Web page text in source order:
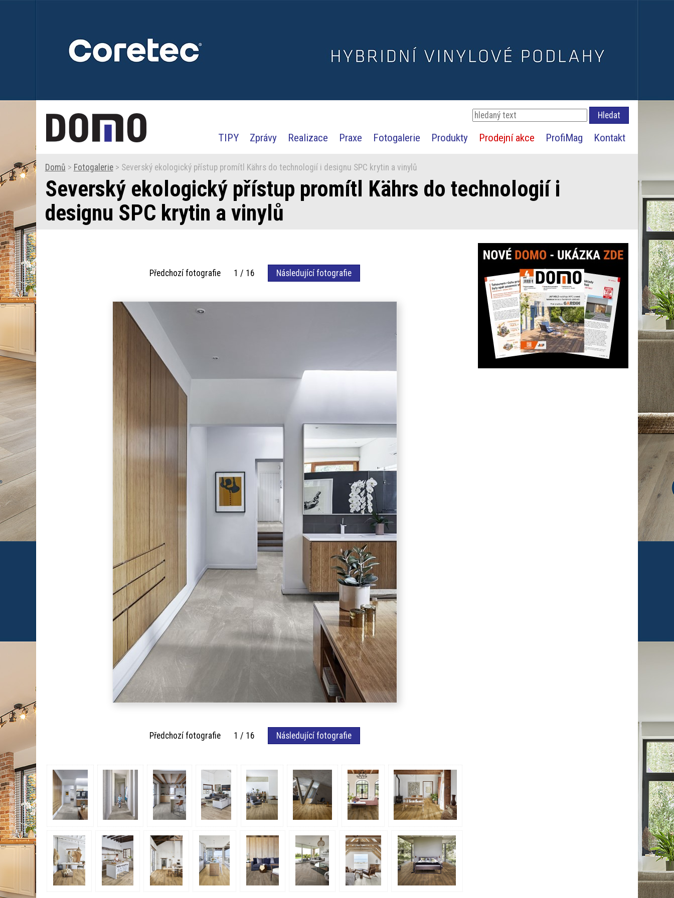
TIPY Zprávy Realizace Praxe Fotogalerie Produkty Prodejní akce ProfiMag Kontakt
Domů > Fotogalerie> Severský ekologický přístup promítl Kährs do technologií i designu SPC krytin a vinylů
Severský ekologický přístup promítl Kährs do technologií i
designu SPC krytin a vinylů
Předchozí fotografie 1 / 16 Následující fotografie
Předchozí fotografie 1 / 16 Následující fotografie